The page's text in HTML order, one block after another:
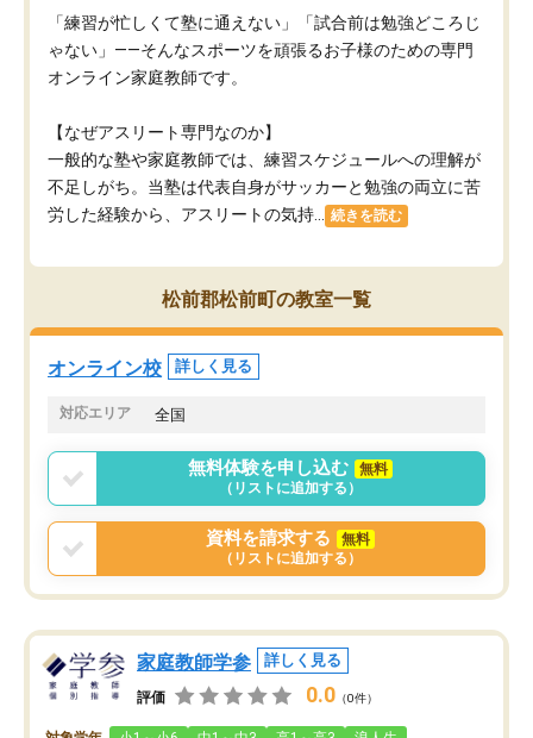
「練習が忙しくて塾に通えない」「試合前は勉強どころじ
ゃない」——そんなスポーツを頑張るお子様のための専門
オンライン家庭教師です。
【なぜアスリート専門なのか】
一般的な塾や家庭教師では、練習スケジュールへの理解が
不足しがち。当塾は代表自身がサッカーと勉強の両立に苦
労した経験から、アスリートの気持...
続きを読む
松前郡松前町の教室一覧
オンライン校 詳しく見る
対応エリア 全国
無料体験を申し込む
無料
（リストに追加する）
資料を請求する
無料
（リストに追加する）
家庭教師学参 詳しく見る
評価 0.0 （0件）